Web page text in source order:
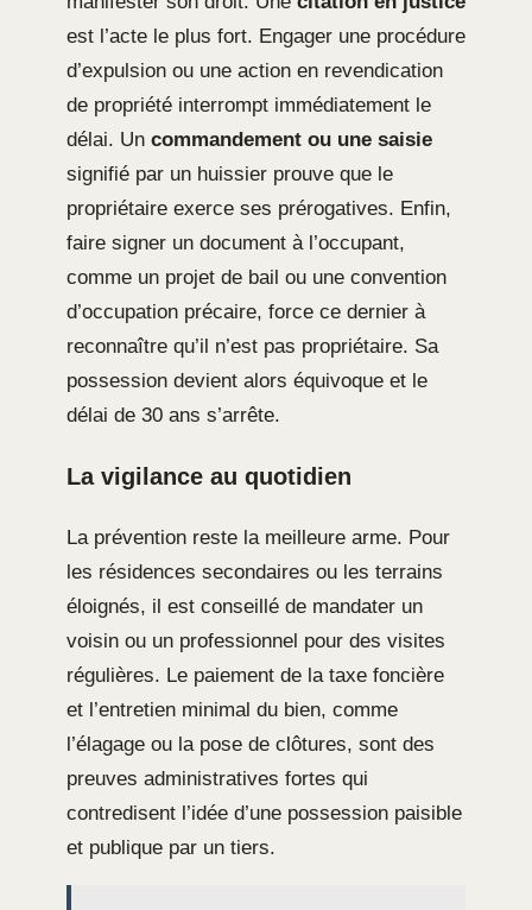
est l’acte le plus fort. Engager une procédure
d’expulsion ou une action en revendication
de propriété interrompt immédiatement le
délai. Un commandement ou une saisie
signifié par un huissier prouve que le
propriétaire exerce ses prérogatives. Enfin,
faire signer un document à l’occupant,
comme un projet de bail ou une convention
d’occupation précaire, force ce dernier à
reconnaître qu’il n’est pas propriétaire. Sa
possession devient alors équivoque et le
délai de 30 ans s’arrête.
La vigilance au quotidien
La prévention reste la meilleure arme. Pour
les résidences secondaires ou les terrains
éloignés, il est conseillé de mandater un
voisin ou un professionnel pour des visites
régulières. Le paiement de la taxe foncière
et l’entretien minimal du bien, comme
l’élagage ou la pose de clôtures, sont des
preuves administratives fortes qui
contredisent l’idée d’une possession paisible
et publique par un tiers.